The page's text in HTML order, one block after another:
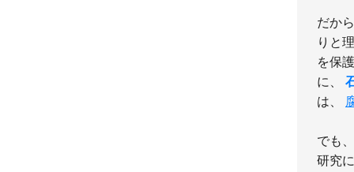
だか
りと
を保
に、
は、
でも
研究